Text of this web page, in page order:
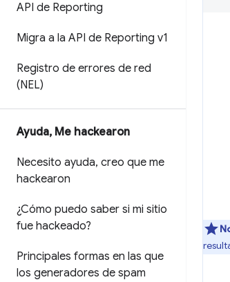
API de Reporting
Migra a la API de Reporting v1
Registro de errores de red
(NEL)
Ayuda, Me hackearon
Necesito ayuda, creo que me
hackearon
¿Cómo puedo saber si mi sitio
fue hackeado?
Principales formas en las que
los generadores de spam